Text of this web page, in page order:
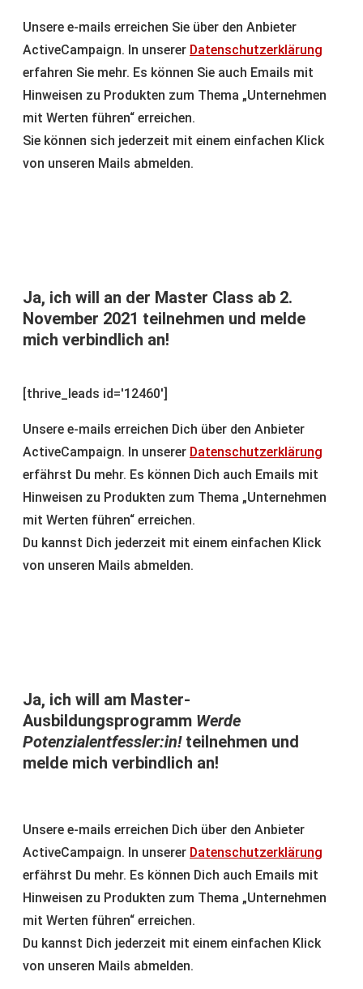
Unsere e-mails erreichen Sie über den Anbieter
ActiveCampaign. In unserer Datenschutzerklärung
erfahren Sie mehr. Es können Sie auch Emails mit
Hinweisen zu Produkten zum Thema „Unternehmen
mit Werten führen“ erreichen.
Sie können sich jederzeit mit einem einfachen Klick
von unseren Mails abmelden.
Ja, ich will an der Master Class ab 2.
November 2021 teilnehmen und melde
mich verbindlich an!
[thrive_leads id='12460']
Unsere e-mails erreichen Dich über den Anbieter
ActiveCampaign. In unserer Datenschutzerklärung
erfährst Du mehr. Es können Dich auch Emails mit
Hinweisen zu Produkten zum Thema „Unternehmen
mit Werten führen“ erreichen.
Du kannst Dich jederzeit mit einem einfachen Klick
von unseren Mails abmelden.
Ja, ich will am Master-
Ausbildungsprogramm Werde
Potenzialentfessler:in! teilnehmen und
melde mich verbindlich an!
Unsere e-mails erreichen Dich über den Anbieter
ActiveCampaign. In unserer Datenschutzerklärung
erfährst Du mehr. Es können Dich auch Emails mit
Hinweisen zu Produkten zum Thema „Unternehmen
mit Werten führen“ erreichen.
Du kannst Dich jederzeit mit einem einfachen Klick
von unseren Mails abmelden.